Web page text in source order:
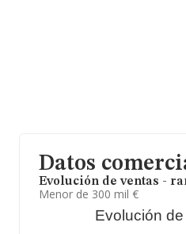
Datos
Evolución de ventas -
Menor de 300 mil €
Evolución